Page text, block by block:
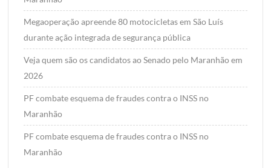
Megaoperação apreende 80 motocicletas em São Luís
durante ação integrada de segurança pública
Veja quem são os candidatos ao Senado pelo Maranhão em
2026
PF combate esquema de fraudes contra o INSS no
Maranhão
PF combate esquema de fraudes contra o INSS no
Maranhão